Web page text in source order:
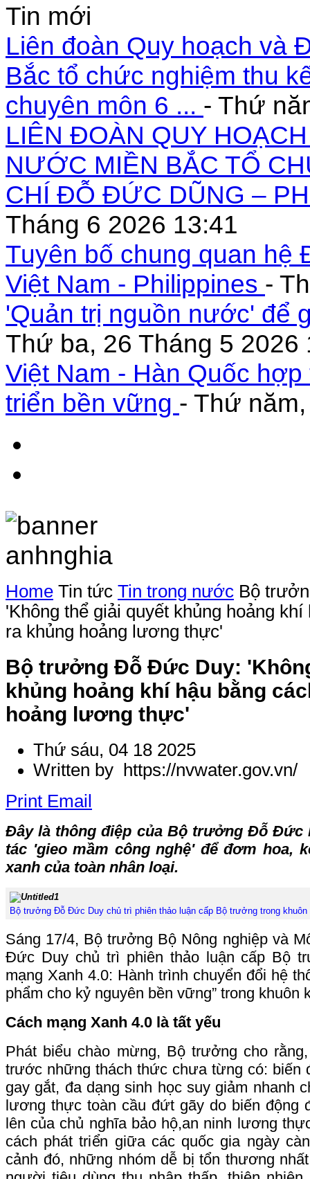
Tin mới
Liên đoàn Quy hoạch và
Bắc tổ chức nghiệm thu
chuyên môn 6 ... - Thứ
LIÊN ĐOÀN QUY
NƯỚC MIỀN BẮC TỔ
CHÍ ĐỖ ĐỨC DŨNG –
Tháng 6 2026 13:41
Tuyên bố chung quan
Việt Nam - Philippines -
'Quản trị nguồn nước' để
Thứ ba, 26 Tháng 5 2026
Việt Nam - Hàn Quốc
triển bền vững - Thứ
Home Tin tức Tin trong nước Bộ
'Không thể giải quyết khủng hoảng khí
ra khủng hoảng lương thực'
Bộ trưởng Đỗ Đức Duy:
khủng hoảng khí hậu bằng
hoảng lương thực'
Thứ sáu, 04 18 2025
Written by https://nvwater.gov.vn/
Print Email
Đây là thông điệp của Bộ trưởng Đỗ Đức
tác 'gieo mầm công nghệ' để đơm hoa,
xanh của toàn nhân loại.
Bộ trưởng Đỗ Đức Duy chủ trì phiên thảo luận cấp Bộ trưởng trong
Sáng 17/4, Bộ trưởng Bộ Nông nghiệp và
Đức Duy chủ trì phiên thảo luận cấp Bộ
mạng Xanh 4.0: Hành trình chuyển đổi hệ
phẩm cho kỷ nguyên bền vững” trong khuôn
Cách mạng Xanh 4.0 là tất yếu
Phát biểu chào mừng, Bộ trưởng cho
trước những thách thức chưa từng có: biến
gay gắt, đa dạng sinh học suy giảm nhanh
lương thực toàn cầu đứt gãy do biến động
lên của chủ nghĩa bảo hộ,an ninh lương
cách phát triển giữa các quốc gia ngày
cảnh đó, những nhóm dễ bị tổn thương